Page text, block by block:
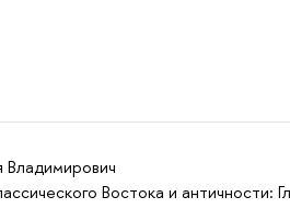
Владимирович
Востока и античности: